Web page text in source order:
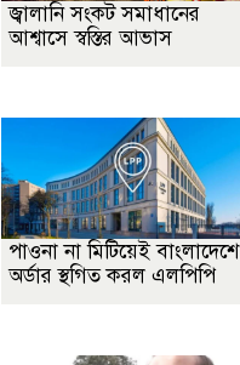
জ্বালানি সংকট সমাধানের
আশ্বাসে স্বস্তির আভাস
পাওনা না মিটিয়েই বাংলাদেশে
অর্ডার স্থগিত করল এলপিপি